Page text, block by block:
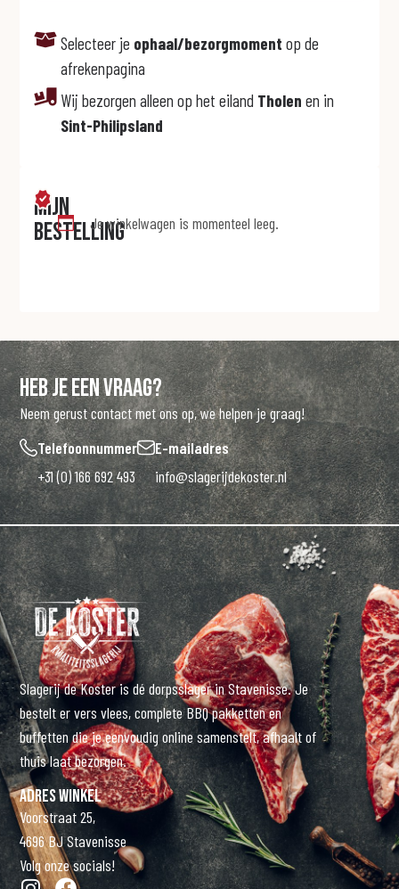
Selecteer je ophaal/bezorgmoment op de
afrekenpagina
Wij bezorgen alleen op het eiland Tholen en in
Sint-Philipsland
Mijn
bestellingJe winkelwagen is momenteel leeg.
Heb je een vraag?
Neem gerust contact met ons op, we helpen je graag!
Telefoonnummer
+31 (0) 166 692 493
E-mailadres
info@slagerijdekoster.nl
Slagerij de Koster is dé dorpsslager in Stavenisse. Je
bestelt er vers vlees, complete BBQ pakketten en
buffetten die je eenvoudig online samenstelt, afhaalt of
thuis laat bezorgen.
Adres winkel
Voorstraat 25,
4696 BJ Stavenisse
Volg onze socials!